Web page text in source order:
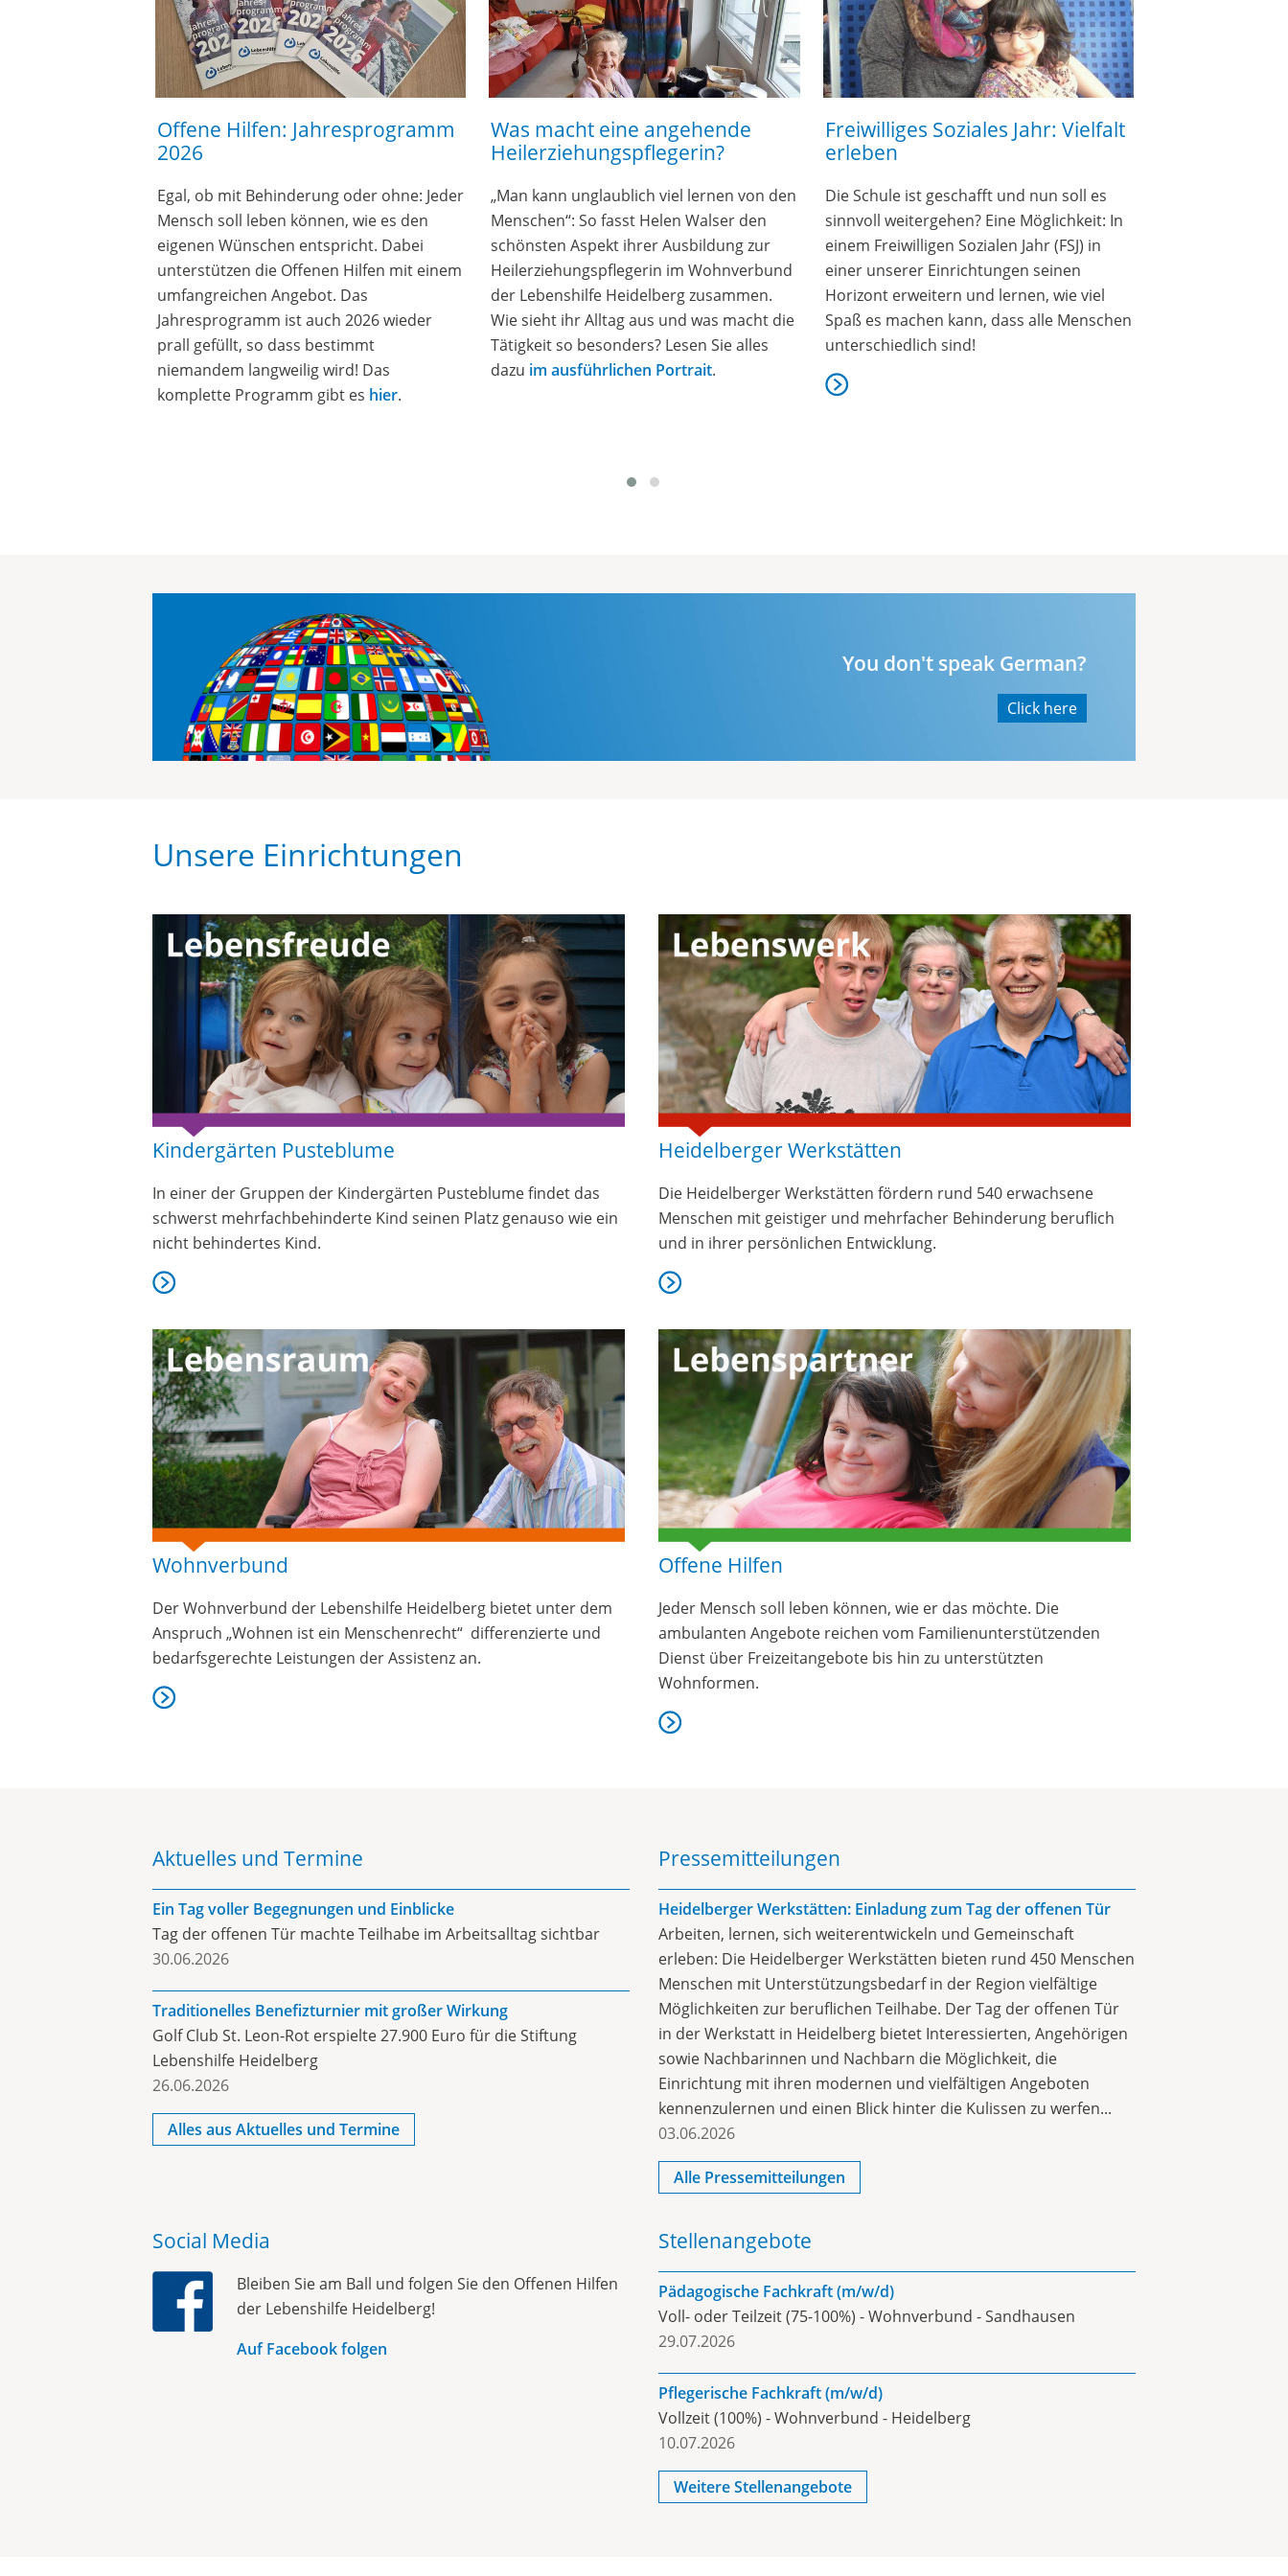
Hilfen: Jahresprogramm
ob mit Behinderung oder ohne: Jeder
soll leben können, wie es den
Wünschen entspricht. Dabei
die Offenen Hilfen mit einem
Angebot. Das
ist auch 2026 wieder
gefüllt, so dass bestimmt
langweilig wird! Das
Programm gibt eshier.
Was macht eine angehende
Heilerziehungspflegerin?
„Man kann unglaublich viel lernen von den
Menschen“: So fasst Helen Walser den
schönsten Aspekt ihrer Ausbildung zur
Heilerziehungspflegerin im Wohnverbund
der Lebenshilfe Heidelberg zusammen.
Wie sieht ihr Alltag aus und was macht die
Tätigkeit so besonders? Lesen Sie alles
dazu im ausführlichen Portrait.
Freiwilliges Soziales Jahr: Vielfalt
erleben
Die Schule ist geschafft und nun soll es
sinnvoll weitergehen? Eine Möglichkeit: In
einem Freiwilligen Sozialen Jahr (FSJ) in
einer unserer Einrichtungen seinen
Horizont erweitern und lernen, wie viel
Spaß es machen kann, dass alle Menschen
unterschiedlich sind!
Soziale Berufe in der
Das neue Berufe-Portal der
Bundesvereinigung Lebenshilfe ist da!
Vielleicht wissen Sie noch nicht genau,
welche Arbeitsfelder oder Ausbildungen
der Arbeit mit Menschen mit
für Sie in Frage kommen? Machen Sie
You don't speak German?
Click here
Unsere Einrichtungen
Kindergärten Pusteblume
In einer der Gruppen der Kindergärten Pusteblume findet das
schwerst mehrfachbehinderte Kind seinen Platz genauso wie ein
nicht behindertes Kind.
Heidelberger Werkstätten
Die Heidelberger Werkstätten fördern rund 540 erwachsene
Menschen mit geistiger und mehrfacher Behinderung beruflich
und in ihrer persönlichen Entwicklung.
Wohnverbund
Der Wohnverbund der Lebenshilfe Heidelberg bietet unter dem
Anspruch „Wohnen ist ein Menschenrecht“ differenzierte und
bedarfsgerechte Leistungen der Assistenz an.
Offene Hilfen
Jeder Mensch soll leben können, wie er das möchte. Die
ambulanten Angebote reichen vom Familienunterstützenden
Dienst über Freizeitangebote bis hin zu unterstützten
Wohnformen.
Aktuelles und Termine
Ein Tag voller Begegnungen und Einblicke
Tag der offenen Tür machte Teilhabe im Arbeitsalltag sichtbar
30.06.2026
Traditionelles Benefizturnier mit großer Wirkung
Golf Club St. Leon-Rot erspielte 27.900 Euro für die Stiftung
Lebenshilfe Heidelberg
26.06.2026
Alles aus Aktuelles und Termine
Pressemitteilungen
Heidelberger Werkstätten: Einladung zum Tag der offenen Tür
Arbeiten, lernen, sich weiterentwickeln und Gemeinschaft
erleben: Die Heidelberger Werkstätten bieten rund 450 Menschen
Menschen mit Unterstützungsbedarf in der Region vielfältige
Möglichkeiten zur beruflichen Teilhabe. Der Tag der offenen Tür
in der Werkstatt in Heidelberg bietet Interessierten, Angehörigen
sowie Nachbarinnen und Nachbarn die Möglichkeit, die
Einrichtung mit ihren modernen und vielfältigen Angeboten
kennenzulernen und einen Blick hinter die Kulissen zu werfen...
03.06.2026
Alle Pressemitteilungen
Social Media
Bleiben Sie am Ball und folgen Sie den Offenen Hilfen
der Lebenshilfe Heidelberg!
Auf Facebook folgen
Stellenangebote
Pädagogische Fachkraft (m/w/d)
Voll- oder Teilzeit (75-100%) - Wohnverbund - Sandhausen
29.07.2026
Pflegerische Fachkraft (m/w/d)
Vollzeit (100%) - Wohnverbund - Heidelberg
10.07.2026
Weitere Stellenangebote